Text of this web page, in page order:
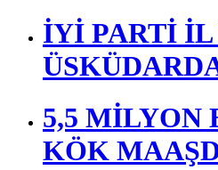
İYİ PARTİ
5,5 MİLYON
KÖK